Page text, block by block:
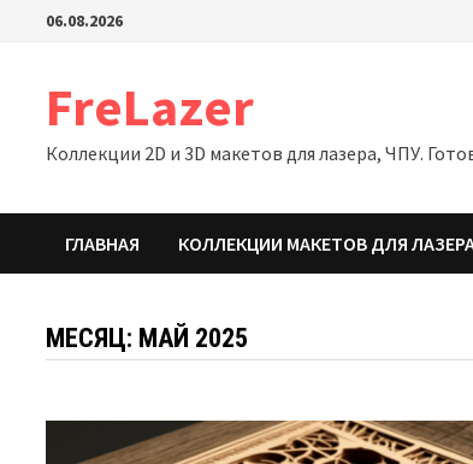
Перейти06.08.2026
FreLazer
Коллекции 2D и 3D макетов для лазера, ЧПУ.
ГЛАВНАЯ КОЛЛЕКЦИИ МАКЕТОВ ДЛЯ
МЕСЯЦ: МАЙ 2025